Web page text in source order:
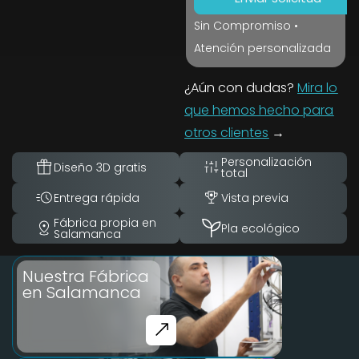
Sin Compromiso •
Atención personalizada
¿Aún con dudas?Mira lo
que hemos hecho para
otros clientes →
Diseño 3D gratis Personalización
total
Entrega rápida
Vista previa
Fábrica propia en
Salamanca Pla ecológico
Nuestra Fábrica
en Salamanca